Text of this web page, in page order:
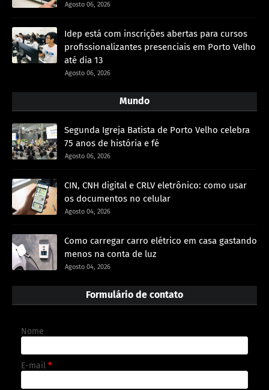
Agosto 06, 2026
Idep está com inscrições abertas para cursos
profissionalizantes presenciais em Porto Velho
até dia 13
Agosto 06, 2026
Mundo
Segunda Igreja Batista de Porto Velho celebra
75 anos de história e fé
Agosto 06, 2026
CIN, CNH digital e CRLV eletrônico: como usar
os documentos no celular
Agosto 04, 2026
Como carregar carro elétrico em casa gastando
menos na conta de luz
Agosto 04, 2026
Formulário de contato
Nome
E-mail *